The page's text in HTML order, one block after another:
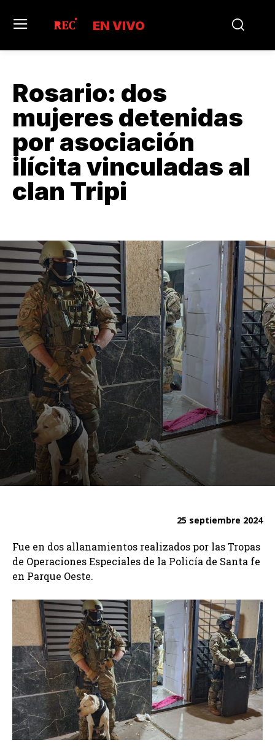
EN VIVO
Rosario: dos
mujeres detenidas
por asociación
ilícita vinculadas al
clan Tripi
25 septiembre 2024
Fue en dos allanamientos realizados por las Tropas
de Operaciones Especiales de la Policía de Santa fe
en Parque Oeste.